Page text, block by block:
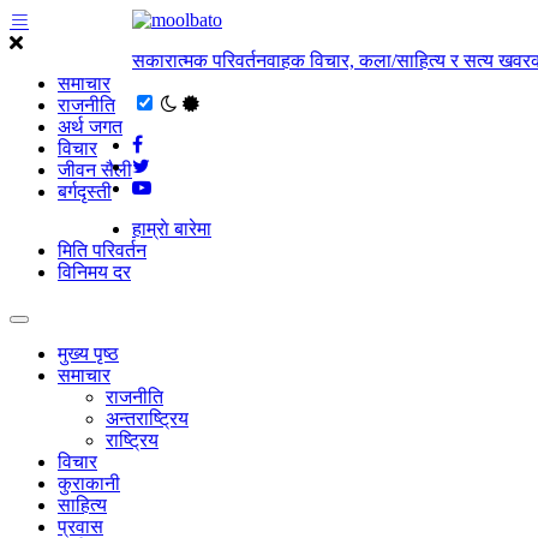
समाचार
राजनीति
अर्थ जगत
विचार
जीवन सैली
बर्गदृस्ती
सकारात्मक परिवर्तनवाहक विचार, कला/साहित्य र सत्य
हाम्राे बारेमा
मिति परिवर्तन
विनिमय दर
मुख्य पृष्ठ
समाचार
राजनीति
अन्तराष्ट्रिय
राष्ट्रिय
विचार
कुराकानी
साहित्य
प्रवास